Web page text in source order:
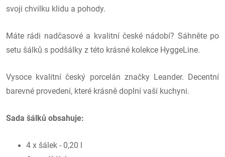
svoji chvilku klidu a pohody.
Máte rádi nadčasové a kvalitní české nádobí? Sáhněte po
setu šálků s podšálky z této krásné kolekce HyggeLine.
Vysoce kvalitní český porcelán značky Leander. Decentní
barevné provedení, které krásně doplní vaší kuchyni.
Sada šálků obsahuje:
4 x šálek - 0,20 l